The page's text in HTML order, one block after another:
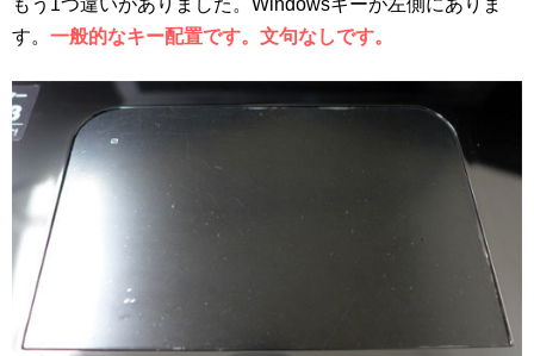
もう1つ違いがありました。Windowsキーが左側にありま
す。 一般的なキー配置です。文句なしです。